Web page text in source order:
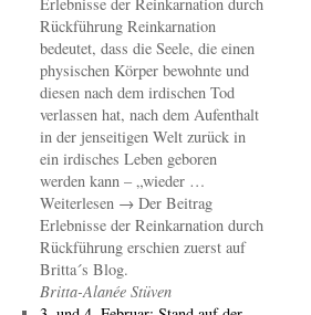
Rückführung Reinkarnation
bedeutet, dass die Seele, die einen
physischen Körper bewohnte und
diesen nach dem irdischen Tod
verlassen hat, nach dem Aufenthalt
in der jenseitigen Welt zurück in
ein irdisches Leben geboren
werden kann – „wieder …
Weiterlesen → Der Beitrag
Erlebnisse der Reinkarnation durch
Rückführung erschien zuerst auf
Britta´s Blog.
Britta-Alanée Stüven